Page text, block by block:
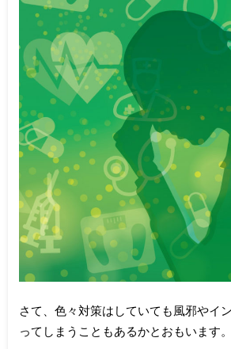
さて、色々対策はしていても風邪やイ
ってしまうこともあるかとおもいます。